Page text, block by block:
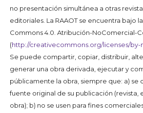
no presentación simultánea a otras
editoriales. La RAAOT se encuentra bajo
Commons 4.0. Atribución-NoComercial-
(http://creativecommons.org/licenses/by-
Se puede compartir, copiar, distribuir,
generar una obra derivada, ejecutar y
públicamente la obra, siempre que: a) se
fuente original de su publicación (revista,
obra); b) no se usen para fines